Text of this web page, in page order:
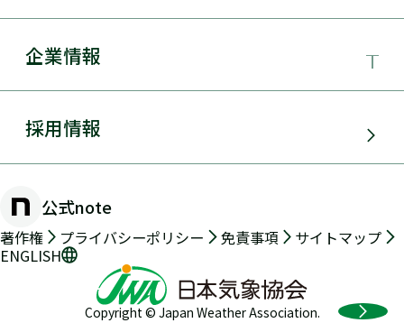
太陽光発電
環境アセスメント
防災・危機管理・気候変動対策
交通（道路・鉄道・航空・船舶）
気象海象予測・実況データ提供
気象テクノロジー
総合数値気象予測システムSYNFOS
物理学的手法とAIを用いた日射量の短時間予測
手法の開発
2年先長期気象予測
企業情報
日本気象協会とは
組織概要
沿革
採用情報
公式note
著作権 プライバシーポリシー 免責事項
サイトマップ
ENGLISH
Copyright © Japan Weather Association.